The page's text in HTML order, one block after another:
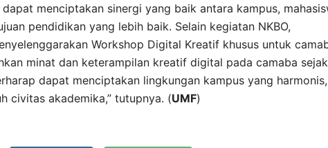
menciptakan sinergi yang baik antara kampus,
pendidikan yang lebih baik. Selain kegiatan NKBO,
Workshop Digital Kreatif khusus untuk
minat dan keterampilan kreatif digital pada camaba sejak
dapat menciptakan lingkungan kampus yang harmonis,
civitas akademika,” tutupnya. (UMF)